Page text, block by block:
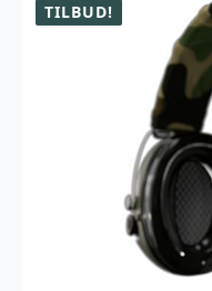
TILBUD!